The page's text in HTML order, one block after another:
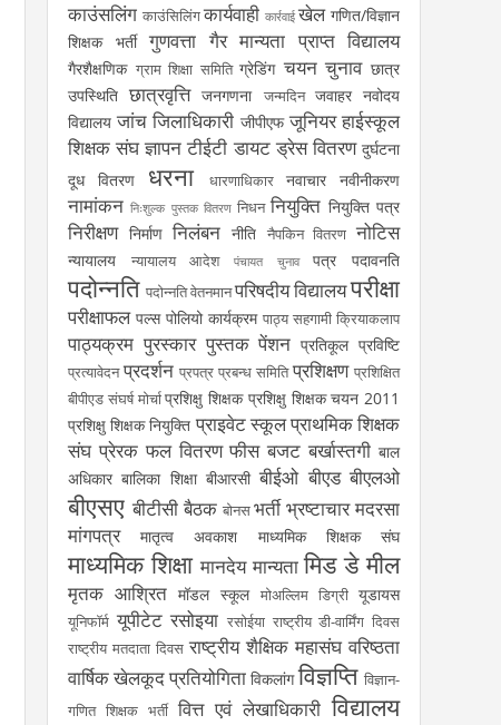
काउंसलिंग काउंसिलिंग कार्यवाही कार्रवाई खेल गणित/विज्ञान
शिक्षक भर्ती
गुणवत्ता गैर मान्यता प्राप्त विद्यालय
गैरशैक्षणिक ग्राम शिक्षा समिति ग्रेडिंग चयन चुनाव छात्र
उपस्थिति छात्रवृत्ति जनगणना जन्मदिन जवाहर नवोदय
विद्यालय जांच जिलाधिकारी जीपीएफ जूनियर हाईस्कूल
शिक्षक संघ ज्ञापन टीईटी डायट ड्रेस वितरण दुर्घटना
दूध वितरण
धरना धारणाधिकार नवाचार नवीनीकरण
नामांकन निःशुल्क पुस्तक वितरण निधन नियुक्ति नियुक्ति पत्र
निरीक्षण निर्माण निलंबन नीति नैपकिन वितरण नोटिस
न्यायालय न्यायालय आदेश पंचायत चुनाव पत्र पदावनति
पदोन्नति पदोन्नति वेतनमानपरिषदीय विद्यालयपरीक्षा
परीक्षाफल पल्स पोलियो कार्यक्रम पाठ्य सहगामी क्रियाकलाप
पाठ्यक्रम पुरस्कार पुस्तक पेंशन प्रतिकूल प्रविष्टि
प्रत्यावेदन प्रदर्शन प्रपत्र प्रबन्ध समिति प्रशिक्षण प्रशिक्षित
बीपीएड संघर्ष मोर्चा प्रशिक्षु शिक्षक प्रशिक्षु शिक्षक चयन 2011
प्रशिक्षु शिक्षक नियुक्ति प्राइवेट स्कूलप्राथमिक शिक्षक
संघ प्रेरक फल वितरण फीस बजट बर्खास्तगी बाल
अधिकार बालिका शिक्षा बीआरसी बीईओ बीएड बीएलओ
बीएसए बीटीसी बैठक बोनस भर्ती भ्रष्टाचार मदरसा
मांगपत्र
मातृत्व अवकाश माध्यमिक शिक्षक संघ
माध्यमिक शिक्षा मानदेय मान्यता मिड डे मील
मृतक आश्रित मॉडल स्कूल मोअल्लिम डिग्री यूडायस
यूनिफॉर्म यूपीटेट रसोइया रसोईया राष्ट्रीय डी-वार्मिंग दिवस
राष्ट्रीय मतदाता दिवस राष्ट्रीय शैक्षिक महासंघ वरिष्ठता
वार्षिक खेलकूद प्रतियोगिता विकलांग विज्ञप्ति विज्ञान-
गणित शिक्षक भर्ती वित्त एवं लेखाधिकारी विद्यालय